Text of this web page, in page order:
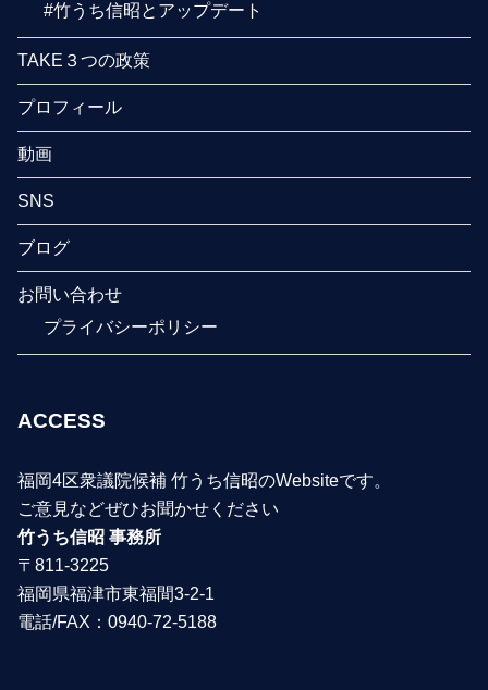
#竹うち信昭とアップデート
TAKE３つの政策
プロフィール
動画
SNS
ブログ
お問い合わせ
プライバシーポリシー
ACCESS
福岡4区衆議院候補 竹うち信昭のWebsiteです。
ご意見などぜひお聞かせください
竹うち信昭 事務所
〒811-3225
福岡県福津市東福間3-2-1
電話/FAX：0940-72-5188